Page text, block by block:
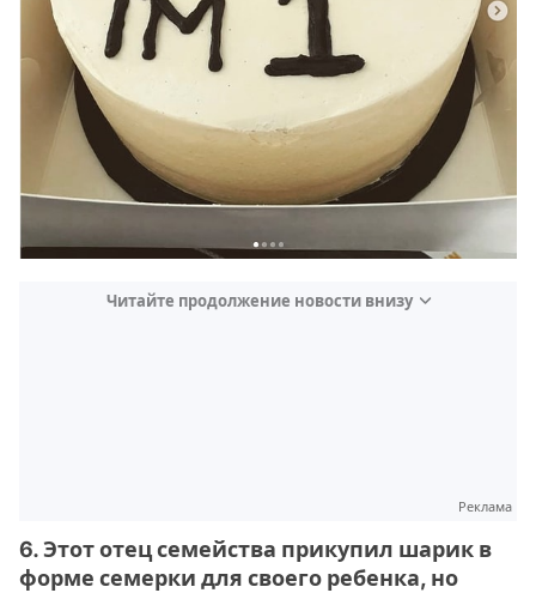
Читайте продолжение новости внизу
Реклама
6. Этот отец семейства прикупил шарик в
форме семерки для своего ребенка, но